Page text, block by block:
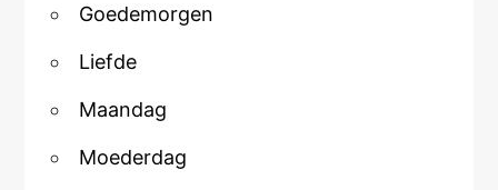
Goedemorgen
Liefde
Maandag
Moederdag